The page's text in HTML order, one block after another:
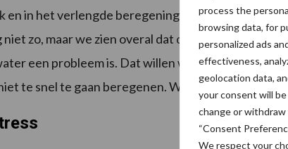
process the
browsing data, for
personalized ads
effectiveness,
geolocation data,
your consent will be
change or
“Consent
We respect your
in het verlengde beregeningsverboden onder
zo, maar we zien overal dat de beschikbaarheid
een probleem is. Dat willen we voor zijn.
te snel te gaan beregenen. We hopen dat